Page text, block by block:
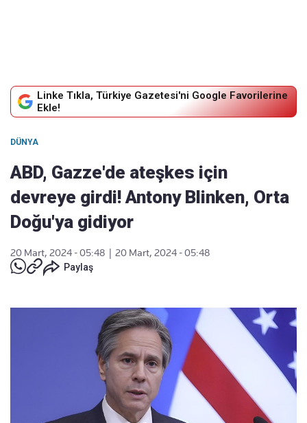
Linke Tıkla, Türkiye Gazetesi'ni Google Favorilerine
Ekle!
DÜNYA
ABD, Gazze'de ateşkes için
devreye girdi! Antony Blinken, Orta
Doğu'ya gidiyor
20 Mart, 2024 - 05:48
20 Mart, 2024 - 05:48
Paylaş